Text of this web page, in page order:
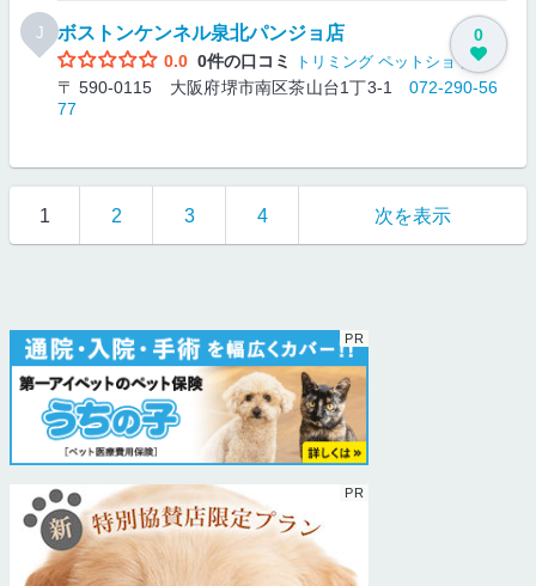
J ボストンケンネル泉北パンジョ店
0.0 0件の口コミ トリミング ペットショップ
〒 590-0115 大阪府堺市南区茶山台1丁3-1 072-290-56
77
0
1 2 3 4 次を表示